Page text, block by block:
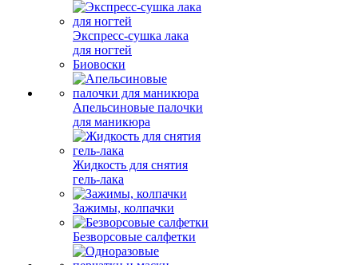
Экспресс-сушка лака
для ногтей
Биовоски
Апельсиновые палочки
для маникюра
Жидкость для снятия
гель-лака
Зажимы, колпачки
Безворсовые салфетки